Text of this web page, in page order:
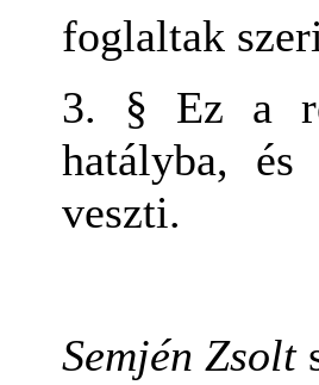
foglaltak
3. § Ez a
hatályba, és
veszti.
Semjén Zsolt